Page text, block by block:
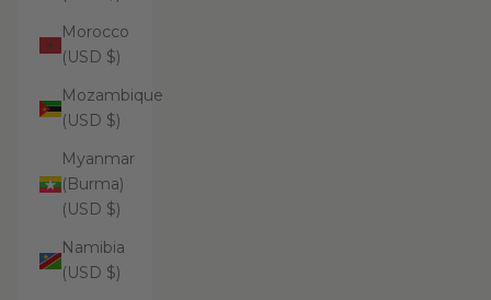
Morocco
(USD $)
Mozambique
(USD $)
Myanmar
(Burma)
(USD $)
Namibia
(USD $)